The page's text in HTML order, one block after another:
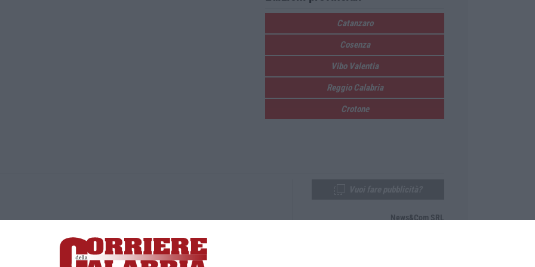
Catanzaro
Cosenza
Vibo Valentia
Reggio Calabria
Crotone
Lamezia Terme (CZ)
responsabile Paola Militano |Privacy
News&Com SRL